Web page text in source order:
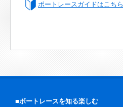
ボートレースガイドはこちら
■ボートレースを知る楽しむ